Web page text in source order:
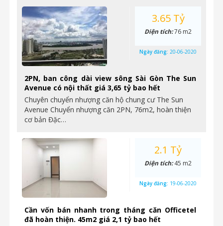
2PN, ban công dài view sông Sài Gòn The Sun
Avenue có nội thất giá 3,65 tỷ bao hết
Chuyên chuyển nhượng căn hộ chung cư The Sun
Avenue Chuyển nhượng căn 2PN, 76m2, hoàn thiện
cơ bản Đặc…
3.65 Tỷ
Diện tích:76 m2
Ngày đăng: 20-06-2020
Cần vốn bán nhanh trong tháng căn Officetel
đã hoàn thiện. 45m2 giá 2,1 tỷ bao hết
2.1 Tỷ
Diện tích:45 m2
Ngày đăng: 19-06-2020